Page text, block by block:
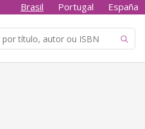
Brasil Portugal España